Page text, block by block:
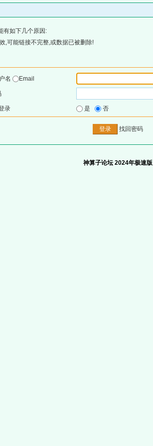
有如下几个原因:
,可能链接不完整,或数据已被删除!
名
Email
录 是 否
找回密码
神算子论坛 2024年极速版